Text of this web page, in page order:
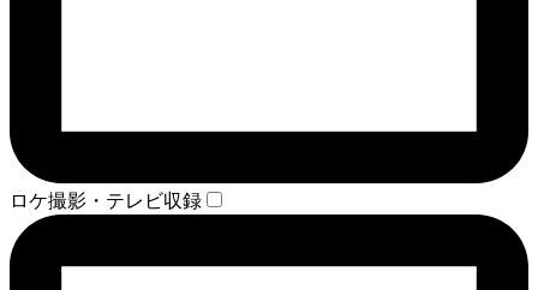
ロケ撮影・テレビ収録